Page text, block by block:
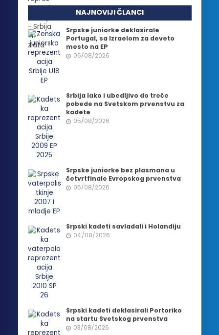
NAJNOVIJI ČLANCI
Srpske juniorke deklasirale
Portugal, sa Izraelom za deveto
mesto na EP
06/08/2026
Srbija lako i ubedljivo do treće
pobede na Svetskom prvenstvu za
kadete
05/08/2026
Srpske juniorke bez plasmana u
četvrtfinale Evropskog prvenstva
05/08/2026
Srpski kadeti savladali i Holandiju
04/08/2026
Srpski kadeti deklasirali Portoriko
na startu Svetskog prvenstva
03/08/2026